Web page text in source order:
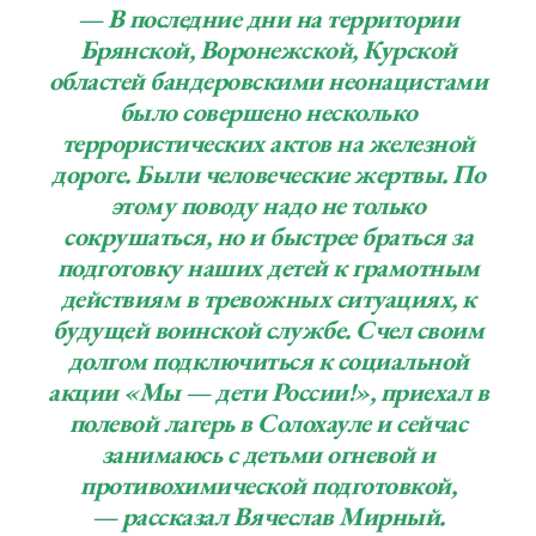
— В последние дни на территории
Брянской, Воронежской, Курской
областей бандеровскими неонацистами
было совершено несколько
террористических актов на железной
дороге. Были человеческие жертвы. По
этому поводу надо не только
сокрушаться, но и быстрее браться за
подготовку наших детей к грамотным
действиям в тревожных ситуациях, к
будущей воинской службе. Счел своим
долгом подключиться к социальной
акции «Мы — дети России!», приехал в
полевой лагерь в Солохауле и сейчас
занимаюсь с детьми огневой и
противохимической подготовкой,
— рассказал Вячеслав Мирный.